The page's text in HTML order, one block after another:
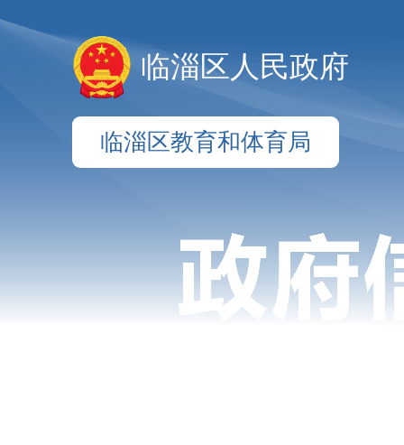
临淄区人民政府
临淄区教育和体育局